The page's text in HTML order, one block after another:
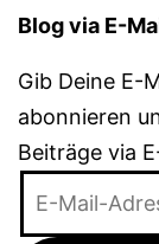
Blog via E-
Gib Deine E-
abonnieren
Beiträge via